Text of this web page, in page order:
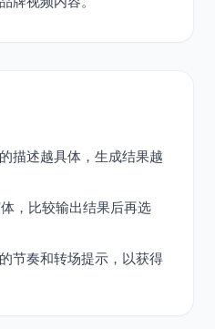
描述越具体，生成结果越
，比较输出结果后再选
节奏和转场提示，以获得